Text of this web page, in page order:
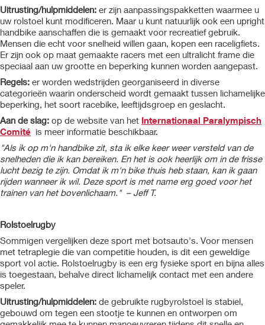
Uitrusting/hulpmiddelen: er zijn aanpassingspakketten waarmee u
uw rolstoel kunt modificeren. Maar u kunt natuurlijk ook een upright
handbike aanschaffen die is gemaakt voor recreatief gebruik.
Mensen die echt voor snelheid willen gaan, kopen een raceligfiets.
Er zijn ook op maat gemaakte racers met een ultralicht frame die
speciaal aan uw grootte en beperking kunnen worden aangepast.
Regels: er worden wedstrijden georganiseerd in diverse
categorieën waarin onderscheid wordt gemaakt tussen lichamelijke
beperking, het soort racebike, leeftijdsgroep en geslacht.
Aan de slag: op de website van het Internationaal Paralympisch
Comité is meer informatie beschikbaar.
"Als ik op m'n handbike zit, sta ik elke keer weer versteld van de
snelheden die ik kan bereiken. En het is ook heerlijk om in de frisse
lucht bezig te zijn. Omdat ik m'n bike thuis heb staan, kan ik gaan
rijden wanneer ik wil. Deze sport is met name erg goed voor het
trainen van het bovenlichaam." – Jeff T.
Rolstoelrugby
Sommigen vergelijken deze sport met botsauto's. Voor mensen
met tetraplegie die van competitie houden, is dit een geweldige
sport vol actie. Rolstoelrugby is een erg fysieke sport en bijna alles
is toegestaan, behalve direct lichamelijk contact met een andere
speler.
Uitrusting/hulpmiddelen: de gebruikte rugbyrolstoel is stabiel,
gebouwd om tegen een stootje te kunnen en ontworpen om